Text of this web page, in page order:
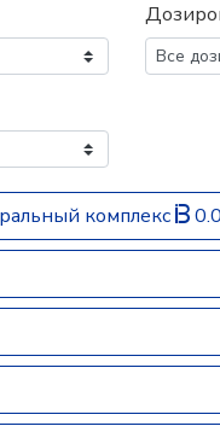
комплекс